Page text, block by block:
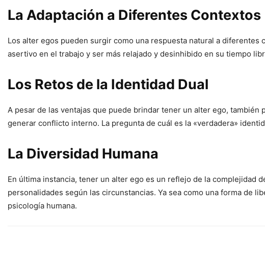
La Adaptación a Diferentes Contextos
Los alter egos pueden surgir como una respuesta natural a
asertivo en el trabajo y ser más relajado y desinhibido en su tiempo
Los Retos de la Identidad Dual
A pesar de las ventajas que puede brindar tener un alter ego,
generar conflicto interno. La pregunta de cuál es la «verdadera»
La Diversidad Humana
En última instancia, tener un alter ego es un reflejo de la complejidad
personalidades según las circunstancias. Ya sea como una forma de
psicología humana.